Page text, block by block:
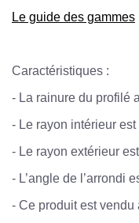
Le guide des gammes
Caractéristiques :
- La rainure du profilé
- Le rayon intérieur
- Le rayon extérieur
- L’angle de l’arrondi
- Ce produit est vendu